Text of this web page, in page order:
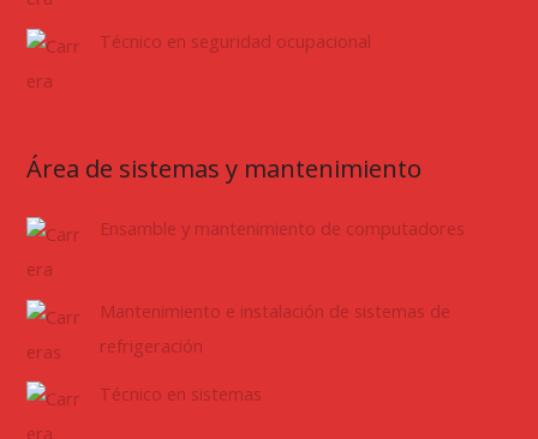
Técnico en seguridad ocupacional
Área de sistemas y mantenimiento
Ensamble y mantenimiento de computadores
Mantenimiento e instalación de sistemas de
refrigeración
Técnico en sistemas